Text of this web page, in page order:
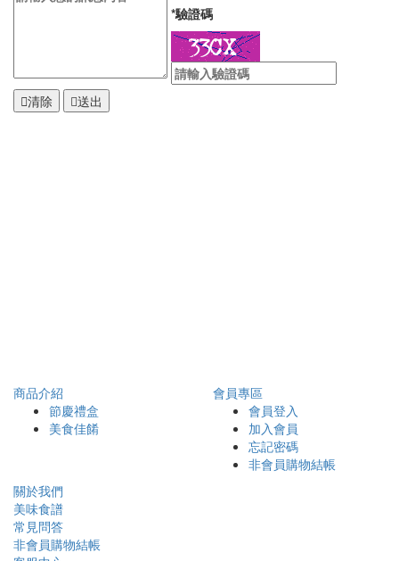
*驗證碼
清除 送出
商品介紹
節慶禮盒
美食佳餚
會員專區
會員登入
加入會員
忘記密碼
非會員購物結帳
關於我們
美味食譜
常見問答
非會員購物結帳